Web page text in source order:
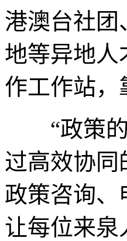
港澳台社团
地等异地人
作工作站，
“政策的
过高效协
政策咨询、
让每位来泉